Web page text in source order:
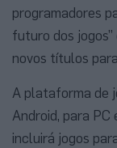
programadores
futuro dos
novos títulos
A plataforma de
Android, para PC
incluirá jogos